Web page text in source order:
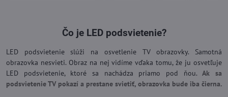
Čo je LED podsvietenie?
LED podsvietenie slúži na osvetlenie TV obrazovky. Samotná
obrazovka nesvieti. Obraz na nej vidíme vďaka tomu, že ju osvetľuje
LED podsvietenie, ktoré sa nachádza priamo pod ňou.Ak sa
podsvietenie TV pokazí a prestane svietiť, obrazovka bude iba čierna.